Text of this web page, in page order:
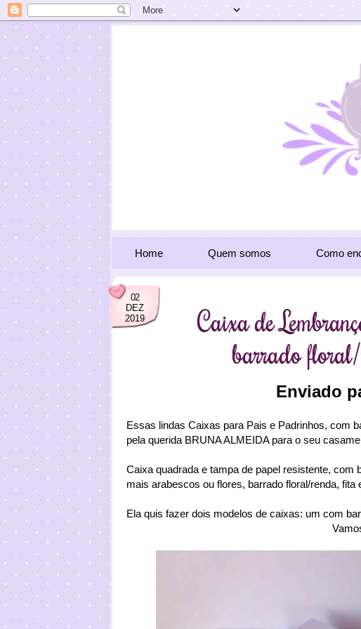
Home Quem somos Como
02
DEZ
2019
Caixa de
barrado
Enviado
Essas lindas Caixas para Pais e Padrinhos, com
pela querida BRUNA ALMEIDA para o seu
Caixa quadrada e tampa de papel resistente,
mais arabescos ou flores, barrado floral/renda, fita
Ela quis fazer dois modelos de caixas: um com